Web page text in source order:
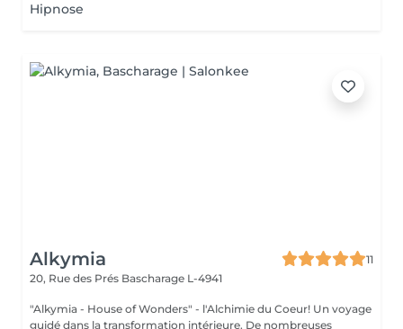
Hipnose
Alkymia
11
20, Rue des Prés Bascharage L-4941
"Alkymia - House of Wonders" - l'Alchimie du Coeur! Un voyage
guidé dans la transformation intérieure. De nombreuses